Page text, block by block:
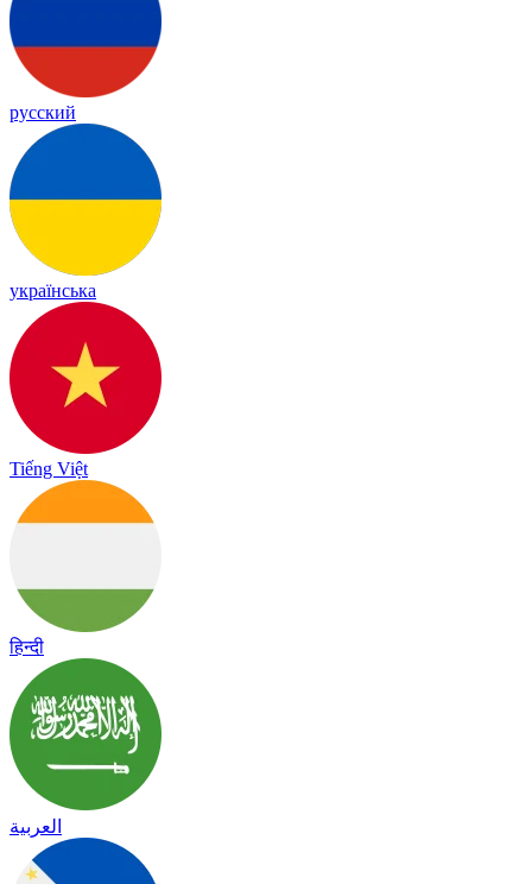
русский
українська
Tiếng Việt
हिन्दी
العربية